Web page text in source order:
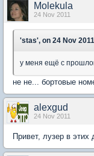
Molekula
24 Nov 2011
'stas', on 24 Nov
у меня ещё с
не не... бортовые
alexgud
24 Nov 2011
Привет, лузер в